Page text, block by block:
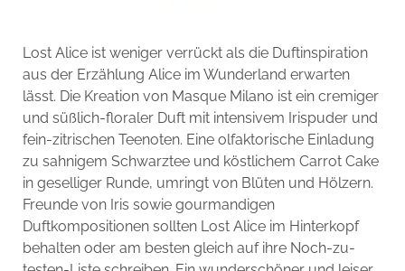
Lost Alice ist weniger verrückt als die Duftinspiration
aus der Erzählung Alice im Wunderland erwarten
lässt. Die Kreation von Masque Milano ist ein cremiger
und süßlich-floraler Duft mit intensivem Irispuder und
fein-zitrischen Teenoten. Eine olfaktorische Einladung
zu sahnigem Schwarztee und köstlichem Carrot Cake
in geselliger Runde, umringt von Blüten und Hölzern.
Freunde von Iris sowie gourmandigen
Duftkompositionen sollten Lost Alice im Hinterkopf
behalten oder am besten gleich auf ihre Noch-zu-